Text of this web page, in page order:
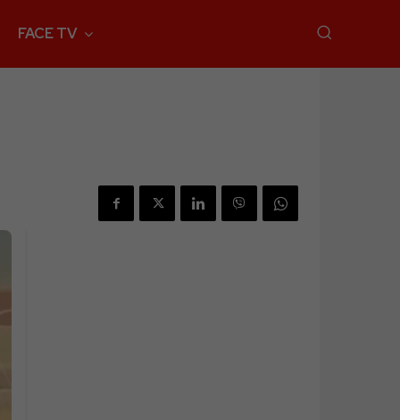
FACE TV